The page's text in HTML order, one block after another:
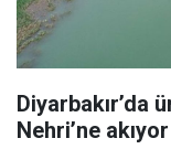
Diyarbakır’da
Nehri’ne akıyor